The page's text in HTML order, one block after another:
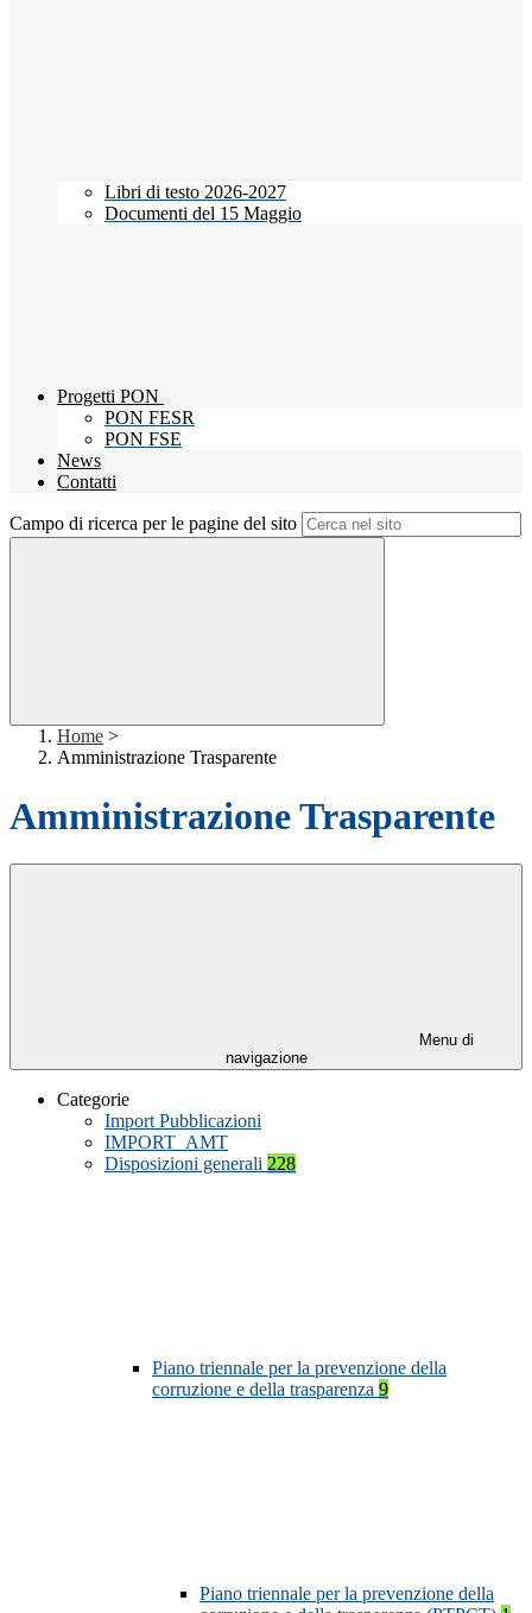
Libri di testo 2026-2027
Documenti del 15 Maggio
Progetti PON
PON FESR
PON FSE
News
Contatti
Campo di ricerca per le pagine del sito
Home >
Amministrazione Trasparente
Amministrazione Trasparente
Menu di
navigazione
Categorie
Import Pubblicazioni
IMPORT_AMT
Disposizioni generali 228
Piano triennale per la prevenzione della
corruzione e della trasparenza 9
Piano triennale per la prevenzione della